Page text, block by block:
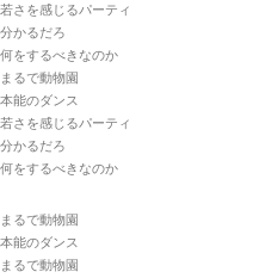
若さを感じるパーティ
分かるだろ
何をするべきなのか
まるで動物園
本能のダンス
若さを感じるパーティ
分かるだろ
何をするべきなのか
まるで動物園
本能のダンス
まるで動物園